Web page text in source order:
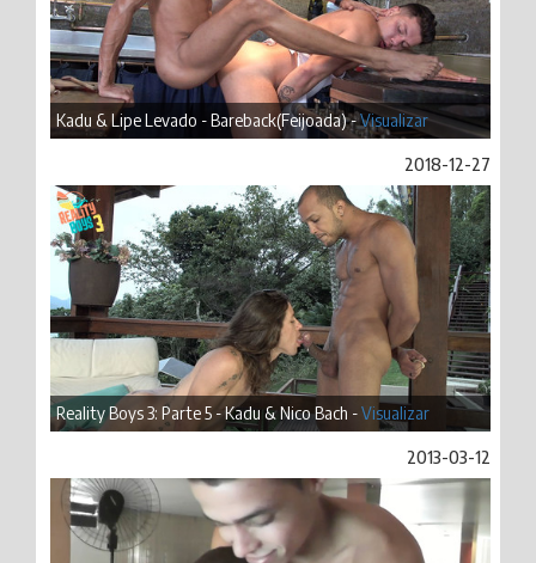
Kadu & Lipe Levado - Bareback(Feijoada) -Visualizar
2018-12-27
Reality Boys 3: Parte 5 - Kadu & Nico Bach -Visualizar
2013-03-12